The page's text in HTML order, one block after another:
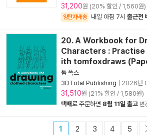
31,200원 (20% 할인 / 1,560원)
양탄자배송 내일 아침 7시 출근전
20. A Workbook for
Characters : Practise
ith tomfoxdraws
톰 폭스
3DTotal Publishing
2026년
31,510원 (21% 할인 / 1,580원)
택배로 주문하면 8월 11일 출고 변
1 2 3 4 5